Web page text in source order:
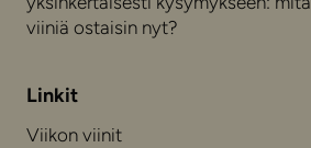
viiniä ostaisin nyt?
Linkit
Viikon viinit